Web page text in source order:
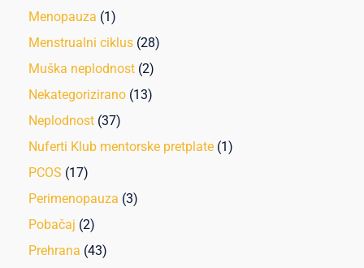
Menopauza (1)
Menstrualni ciklus (28)
Muška neplodnost (2)
Nekategorizirano (13)
Neplodnost (37)
Nuferti Klub mentorske pretplate (1)
PCOS (17)
Perimenopauza (3)
Pobačaj (2)
Prehrana (43)